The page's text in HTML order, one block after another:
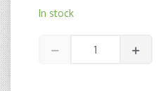
In stock